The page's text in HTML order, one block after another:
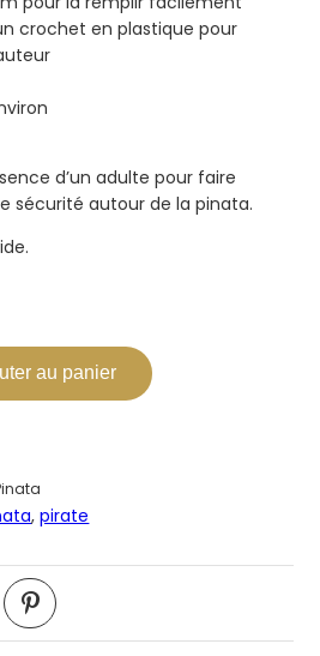
crochet en plastique pour
d’un adulte pour faire
sécurité autour de la pinata.
au panier
,pirate